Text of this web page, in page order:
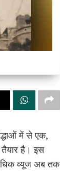
में से एक,
तैयार है। इस
व्यूज अब तक